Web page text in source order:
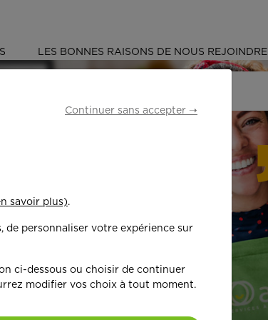
LES BONNES RAISONS DE NOUS REJOINDRE
performant
du cœur !
Continuer sans accepter ➝
savoir plus).
de personnaliser votre expérience sur
ci-dessous ou choisir de continuer
modifier vos choix à tout moment.